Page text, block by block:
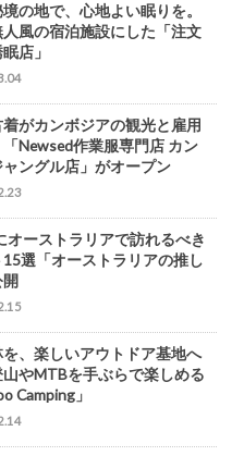
の地で、心地よい眠りを。
風の宿泊施設にした「注文
店」
着がカンボジアの観光と雇用
Newsed作業服専門店 カン
ングル店」がオープン
オーストラリアで訪れるべき
15選「オーストラリアの推し
開
、楽しいアウトドア基地へ
やMTBを手ぶらで楽しめる
Camping」